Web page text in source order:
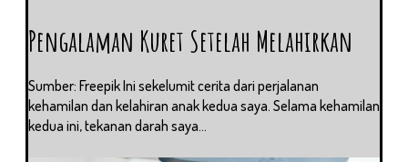
Pengalaman Kuret Setelah Melahirkan
Sumber: Freepik Ini sekelumit cerita dari perjalanan
kehamilan dan kelahiran anak kedua saya. Selama kehamilan
kedua ini, tekanan darah saya...